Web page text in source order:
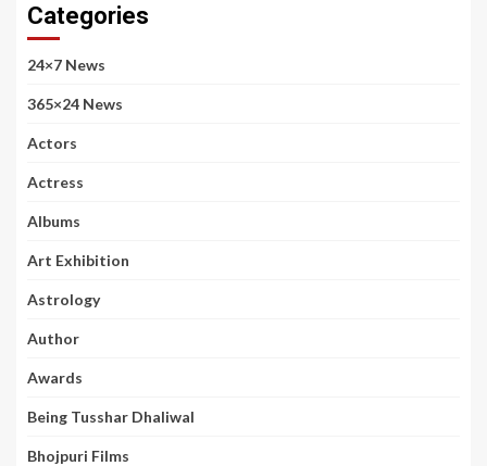
Categories
24×7 News
365×24 News
Actors
Actress
Albums
Art Exhibition
Astrology
Author
Awards
Being Tusshar Dhaliwal
Bhojpuri Films